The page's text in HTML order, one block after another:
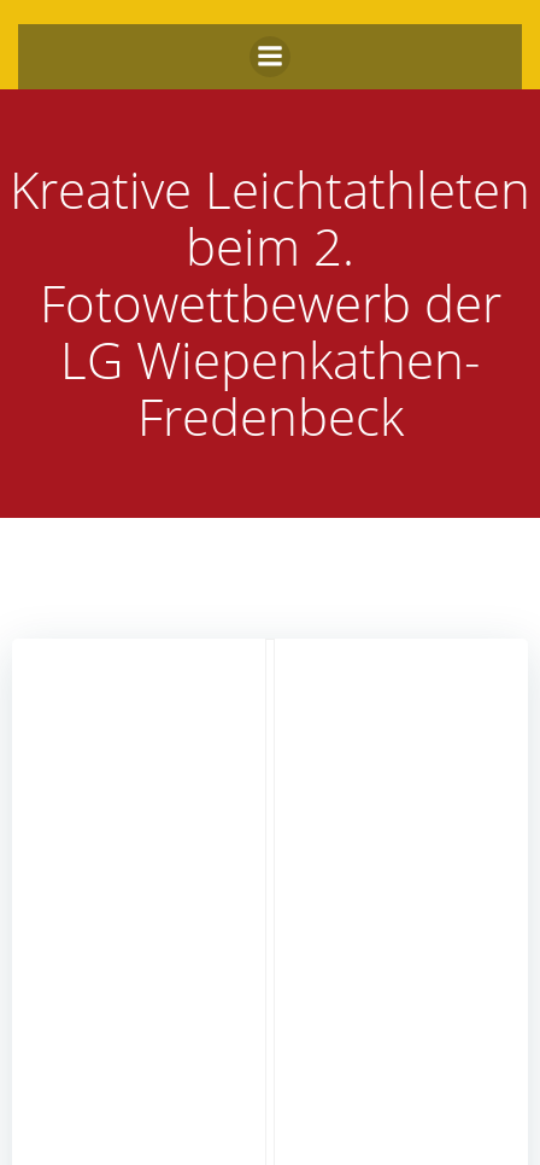
Inhalt
springen
Kreative Leichtathleten
beim 2.
Fotowettbewerb der
LG Wiepenkathen-
Fredenbeck